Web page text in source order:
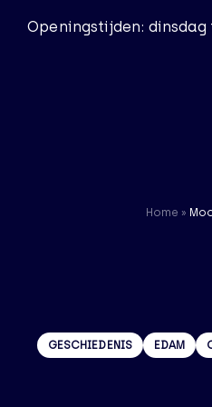
Openingstijden: dinsdag
Home »
GESCHIEDENIS EDAM